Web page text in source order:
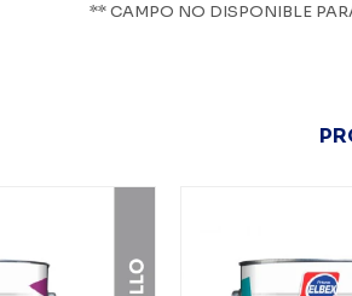
** CAMPO NO DISPONIBLE